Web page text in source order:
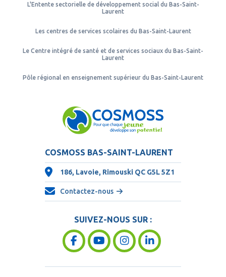
L'Entente sectorielle de développement social du Bas-Saint-
Laurent
Les centres de services scolaires du Bas-Saint-Laurent
Le Centre intégré de santé et de services sociaux du Bas-Saint-
Laurent
Pôle régional en enseignement supérieur du Bas-Saint-Laurent
COSMOSS BAS-SAINT-LAURENT
186, Lavoie, Rimouski QC G5L 5Z1
Contactez-nous
SUIVEZ-NOUS SUR :